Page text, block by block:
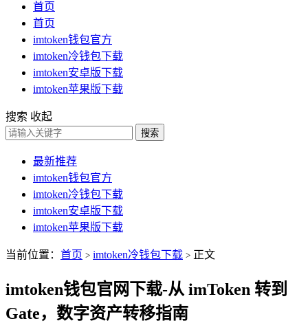
首页
首页
imtoken钱包官方
imtoken冷钱包下载
imtoken安卓版下载
imtoken苹果版下载
搜索 收起
搜索
最新推荐
imtoken钱包官方
imtoken冷钱包下载
imtoken安卓版下载
imtoken苹果版下载
当前位置： 首页 > imtoken冷钱包下载 > 正文
imtoken钱包官网下载-从 imToken 转到
Gate，数字资产转移指南